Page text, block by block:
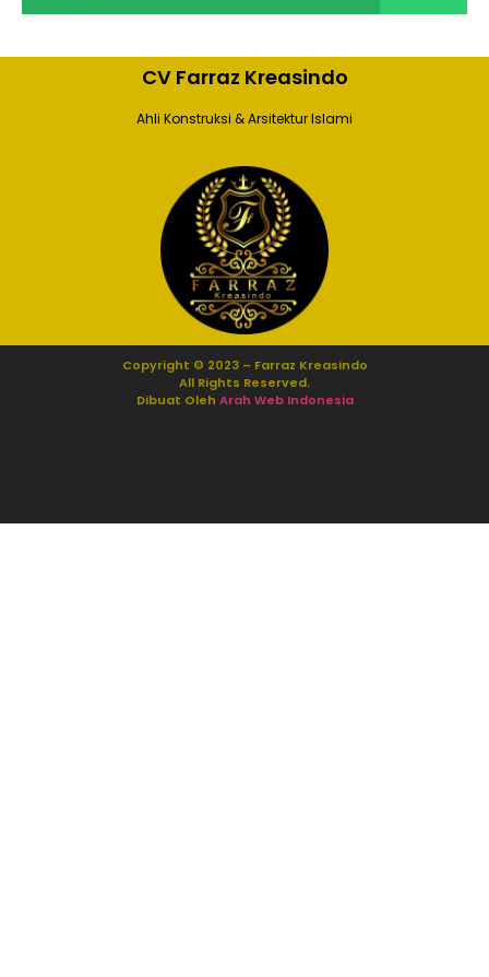
CV Farraz Kreasindo
Ahli Konstruksi & Arsitektur Islami
Copyright © 2023 – Farraz Kreasindo
All Rights Reserved.
Dibuat Oleh Arah Web Indonesia